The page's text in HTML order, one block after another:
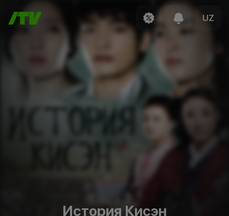
UZ
История Кисэн